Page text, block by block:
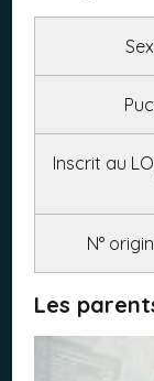
Inscrit au
N°
Les